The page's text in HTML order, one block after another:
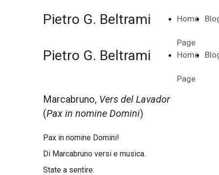
Home
Page
Pietro G. Beltrami
Home
Page
Pietro G. Beltrami
Marcabruno, Vers del Lavador
(Pax in nomine Domini)
Pax in nomine Domini!
Di Marcabruno versi e musica.
State a sentire: